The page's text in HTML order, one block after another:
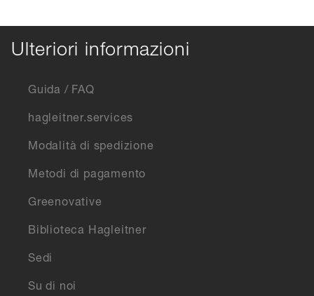
Ulteriori informazioni
Guida / FAQ
hagleitner.services
Modalità di spedizione
Metodi di pagamento
Greenovative
Biblioteca Hagleitner
Sedi
Su di noi